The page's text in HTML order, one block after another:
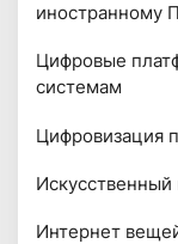
иностранному
Цифровые
системам
Цифровизация
Искусственный
Интернет